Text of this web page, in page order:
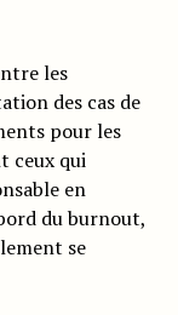
les
des cas de
pour les
ceux qui
en
du burnout,
se